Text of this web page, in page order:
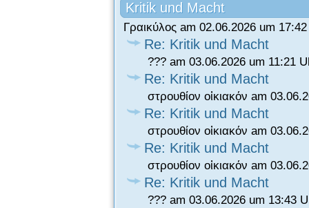
Kritik und Macht
Γραικύλος am 02.06.2026 um
Re: Kritik und Macht
??? am 03.06.2026 um 11:21
Re: Kritik und Macht
στρουθίον οἰκιακόν am
Re: Kritik und Macht
στρουθίον οἰκιακόν am
Re: Kritik und Macht
στρουθίον οἰκιακόν am
Re: Kritik und Macht
??? am 03.06.2026 um 13:43